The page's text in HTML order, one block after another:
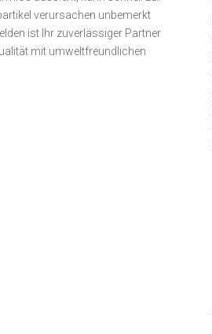
verursachen unbemerkt
ist Ihr zuverlässiger Partner
mit umwelt­freundlichen